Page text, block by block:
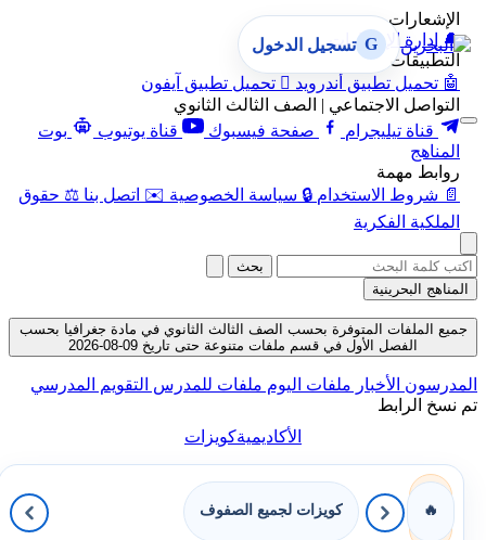
الإشعارات
🔔 إدارة الإشعارات
التطبيقات
🤖 تحميل تطبيق أندرويد  تحميل تطبيق آيفون
التواصل الاجتماعي | الصف الثالث الثانوي
قناة تيليجرام
صفحة فيسبوك قناة يوتيوب
بوت
المناهج
روابط مهمة
📄 شروط الاستخدام 🔒 سياسة الخصوصية ✉️ اتصل بنا ⚖️ حقوق
الملكية الفكرية
G تسجيل الدخول
بحث
المناهج البحرينية
جميع الملفات المتوفرة بحسب الصف الثالث الثانوي في مادة جغرافيا بحسب
الفصل الأول في قسم ملفات متنوعة حتى تاريخ 09-08-2026
المدرسون الأخبار ملفات اليوم ملفات للمدرس التقويم المدرسي
تم نسخ الرابط
الأكاديميةكويزات
🔥 كويزات لجميع الصفوف